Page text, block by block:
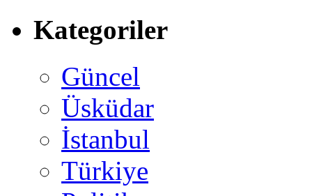
Kategoriler
Güncel
Üsküdar
İstanbul
Türkiye